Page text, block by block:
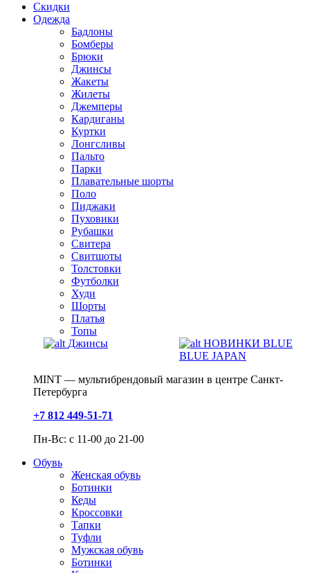
Скидки
Одежда
Бадлоны
Бомберы
Брюки
Джинсы
Жакеты
Жилеты
Джемперы
Кардиганы
Куртки
Лонгсливы
Пальто
Парки
Плавательные шорты
Поло
Пиджаки
Пуховики
Рубашки
Свитера
Свитшоты
Толстовки
Футболки
Худи
Шорты
Платья
Топы
Джинсы
НОВИНКИ BLUE
BLUE JAPAN
MINT — мультибрендовый магазин в центре Санкт-
Петербурга
+7 812 449-51-71
Пн-Вс: с 11-00 до 21-00
Обувь
Женская обувь
Ботинки
Кеды
Кроссовки
Тапки
Туфли
Мужская обувь
Ботинки